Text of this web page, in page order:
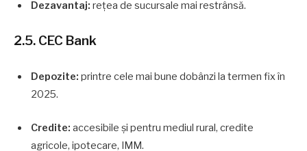
Dezavantaj: rețea de sucursale mai restrânsă.
2.5. CEC Bank
Depozite: printre cele mai bune dobânzi la termen fix în
2025.
Credite: accesibile și pentru mediul rural, credite
agricole, ipotecare, IMM.